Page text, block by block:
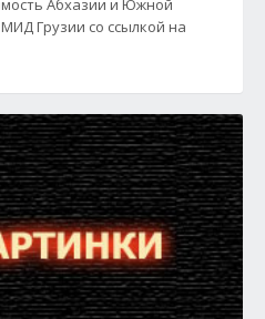
Абхазии и Южной
Грузии со ссылкой на